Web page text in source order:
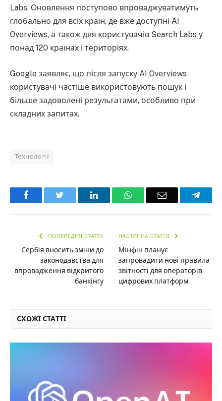
Labs. Оновлення поступово впроваджуватимуть
глобально для всіх країн, де вже доступні AI
Overviews, а також для користувачів Search Labs у
понад 120 країнах і територіях.
Google заявляє, що після запуску AI Overviews
користувачі частіше використовують пошук і
більше задоволені результатами, особливо при
складних запитах.
Технології
Facebook LinkedInWhatsAppEmail
ПОПЕРЕДНЯ СТАТТЯ
Сербія вносить зміни до
законодавства для
впровадження відкритого
банкінгу
НАСТУПНА СТАТТЯ
Мінфін планує
запровадити нові правила
звітності для операторів
цифрових платформ
СХОЖІ СТАТТІ